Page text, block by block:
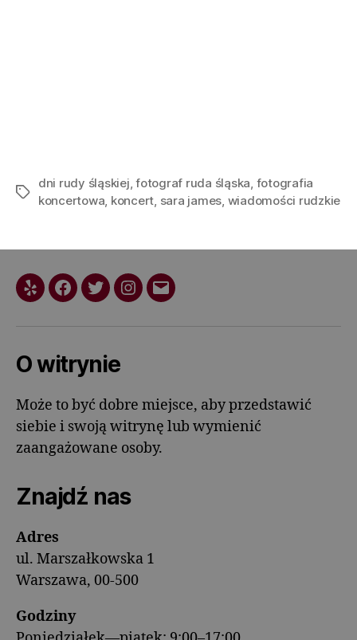
dni rudy śląskiej,fotograf ruda śląska, fotografia
koncertowa, koncert, sara james, wiadomości rudzkie
O witrynie
Może to być dobre miejsce, aby przedstawić
siebie i swoją witrynę lub wymienić
zaangażowane osoby.
Znajdź nas
Adres
ul. Marszałkowska 1
Warszawa, 00-500
Godziny